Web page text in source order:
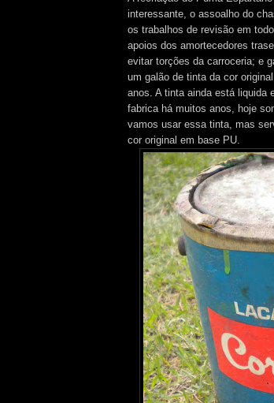
interessante, o assoalho do
os trabalhos de revisão em
apoios dos amortecedores
evitar torções da carroceria; e
um galão de tinta da cor
anos. A tinta ainda está liquida
fabrica há muitos anos, hoje
vamos usar essa tinta, mas
cor original em base PU.